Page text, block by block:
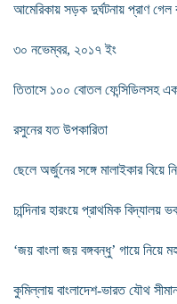
আমেরিকায় সড়ক দুর্ঘটনায় প্রাণ গেল
৩০ নভেম্বর, ২০১৭ ইং
তিতাসে ১০০ বোতল ফেন্সিডিলসহ
রসুনের যত উপকারিতা
ছেলে অর্জুনের সঙ্গে মালাইকার বিয়ে
চান্দিনার হারংয়ে প্রাথমিক
‘জয় বাংলা জয় বঙ্গবন্ধু’ গায়ে নিয়ে
কুমিল্লায় বাংলাদেশ-ভারত যৌথ